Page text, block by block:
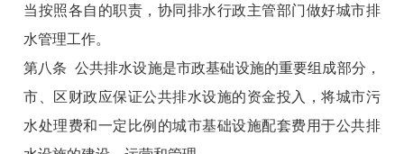
当按照各自的职责，协同排水行政主管部门做好城市排
水管理工作。
第八条 公共排水设施是市政基础设施的重要组成部分，
市、区财政应保证公共排水设施的资金投入，将城市污
水处理费和一定比例的城市基础设施配套费用于公共排